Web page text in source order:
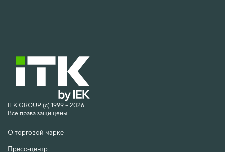
IEK GROUP (c) 1999 – 2026
Все права защищены
О торговой марке
Пресс-центр